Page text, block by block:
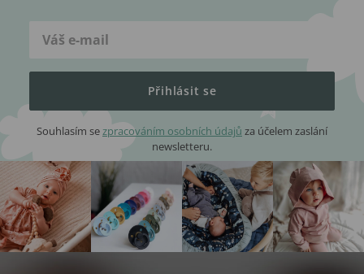
Přihlásit se
Souhlasím sezpracováním osobních údajů za účelem zaslání
newsletteru.